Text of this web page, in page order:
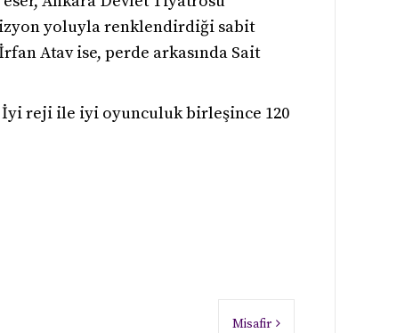
yoluyla renklendirdiği sabit
Atav ise, perde arkasında Sait
İyi reji ile iyi oyunculuk birleşince 120
Misafir